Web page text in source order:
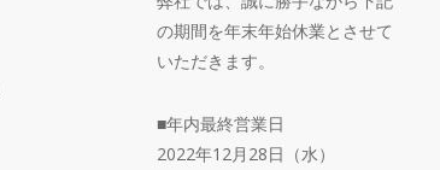
の期間を年末年始休業とさせて
いただきます。
■年内最終営業日
2022年12月28日（水）